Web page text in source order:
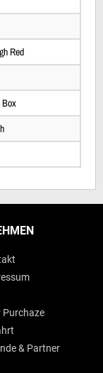
Red
Box
Purchaze
& Partner